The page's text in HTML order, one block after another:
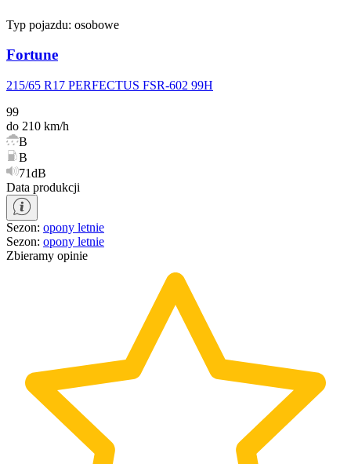
Typ pojazdu: osobowe
Fortune
215/65 R17 PERFECTUS FSR-602 99H
99
do 210 km/h
B
B
71dB
Data produkcji
Sezon: opony letnie
Sezon: opony letnie
Zbieramy opinie